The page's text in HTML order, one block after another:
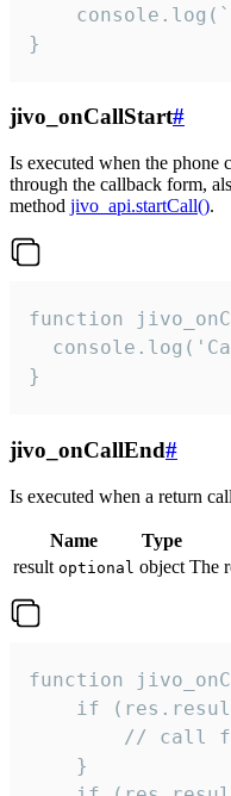
}
jivo_onCallStart#
Is executed when the phone
through the callback form,
method jivo_api.startCall().
function
}
jivo_onCallEnd#
Is executed when a return
Name Type
result optional object The
function
if
// call
    }